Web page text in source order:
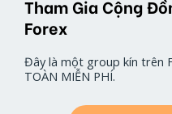
Tham Gia Cộng
Forex
Đây là một group kín trên
TOÀN MIỄN PHÍ.